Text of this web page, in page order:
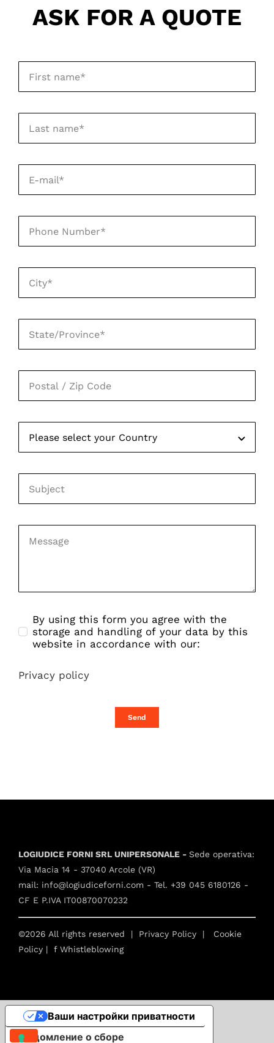
ASK FOR A QUOTE
By using this form you agree with the
storage and handling of your data by this
website in accordance with our:
Privacy policy
Send
LOGIUDICE FORNI SRL UNIPERSONALE - Sede operativa:
Via Macia 14 - 37040 Arcole (VR)
mail: info@logiudiceforni.com - Tel. +39 045 6180126 -
CF E P.IVA IT00870070232
©2026 All rights reserved | Privacy Policy | Cookie
Policy | f Whistleblowing
Уведомление о сборе
Ваши настройки приватности